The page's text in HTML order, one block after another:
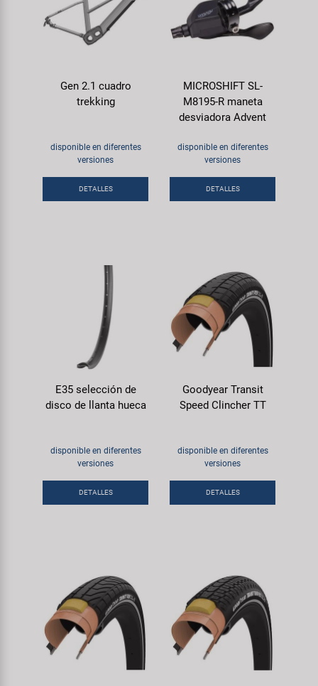
Gen 2.1 cuadro
trekking
disponible en diferentes
versiones
DETALLES
MICROSHIFT SL-
M8195-R maneta
desviadora Advent
disponible en diferentes
versiones
DETALLES
E35 selección de
disco de llanta hueca
disponible en diferentes
versiones
DETALLES
Goodyear Transit
Speed Clincher TT
disponible en diferentes
versiones
DETALLES